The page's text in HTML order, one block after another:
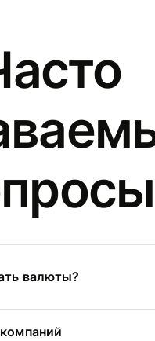
валюты?